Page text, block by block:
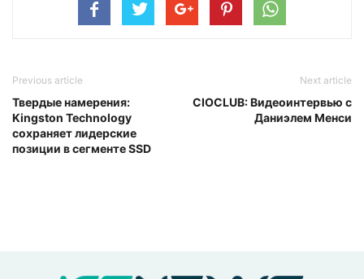
Previous article
Твердые намерения:
Kingston Technology
сохраняет лидерские
позиции в сегменте SSD
Next article
CIOCLUB: Видеоинтервью с
Даниэлем Менси